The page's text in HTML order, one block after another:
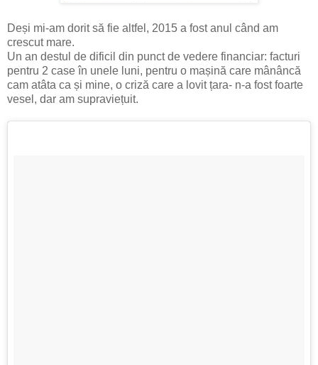
Deși mi-am dorit să fie altfel, 2015 a fost anul când am
crescut mare.
Un an destul de dificil din punct de vedere financiar: facturi
pentru 2 case în unele luni, pentru o mașină care mânâncă
cam atâta ca și mine, o criză care a lovit țara- n-a fost foarte
vesel, dar am supraviețuit.